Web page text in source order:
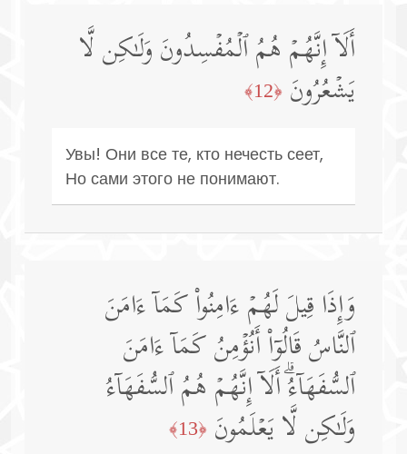
أَلَاۤ إِنَّهُمۡ هُمُ ٱلۡمُفۡسِدُونَ وَلَـٰكِن لَّا
یَشۡعُرُونَ ﴿12﴾
Увы! Они все те, кто нечесть сеет,
Но сами этого не понимают.
وَإِذَا قِیلَ لَهُمۡ ءَامِنُوا۟ كَمَاۤ ءَامَنَ
ٱلنَّاسُ قَالُوۤا۟ أَنُؤۡمِنُ كَمَاۤ ءَامَنَ
ٱلسُّفَهَاۤءُۗ أَلَاۤ إِنَّهُمۡ هُمُ ٱلسُّفَهَاۤءُ
وَلَـٰكِن لَّا یَعۡلَمُونَ ﴿13﴾